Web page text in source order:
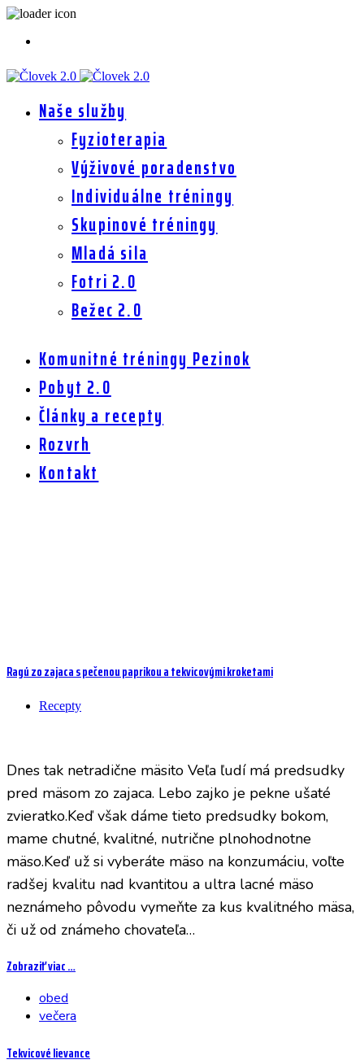
Naše služby
Fyzioterapia
Výživové poradenstvo
Individuálne tréningy
Skupinové tréningy
Mladá sila
Fotri 2.0
Bežec 2.0
Komunitné tréningy Pezinok
Pobyt 2.0
Články a recepty
Rozvrh
Kontakt
Ragú zo zajaca s pečenou paprikou a tekvicovými kroketami
Recepty
Dnes tak netradične mäsito Veľa ľudí má predsudky
pred mäsom zo zajaca. Lebo zajko je pekne ušaté
zvieratko.Keď však dáme tieto predsudky bokom,
mame chutné, kvalitné, nutrične plnohodnotne
mäso.Keď už si vyberáte mäso na konzumáciu, voľte
radšej kvalitu nad kvantitou a ultra lacné mäso
neznámeho pôvodu vymeňte za kus kvalitného mäsa,
či už od známeho chovateľa…
Zobraziť viac …
obed
večera
Tekvicové lievance